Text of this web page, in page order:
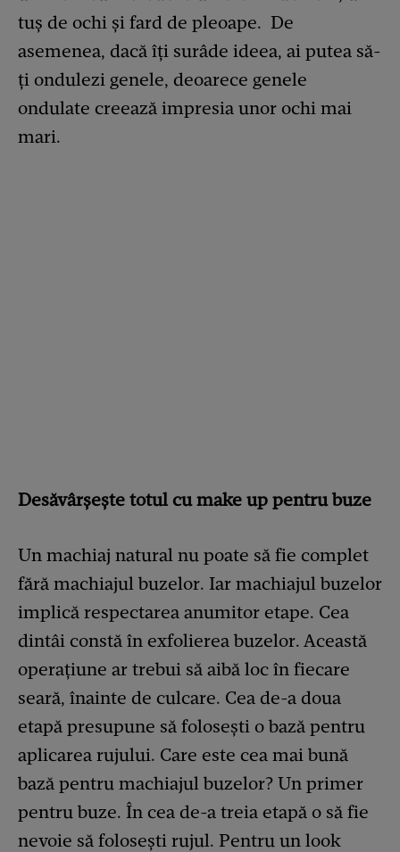
tuș de ochi și fard de pleoape. De
asemenea, dacă îți surâde ideea, ai putea să-
ți ondulezi genele, deoarece genele
ondulate creează impresia unor ochi mai
mari.
Desăvârșește totul cu make up pentru buze
Un machiaj natural nu poate să fie complet
fără machiajul buzelor. Iar machiajul buzelor
implică respectarea anumitor etape. Cea
dintâi constă în exfolierea buzelor. Această
operațiune ar trebui să aibă loc în fiecare
seară, înainte de culcare. Cea de-a doua
etapă presupune să folosești o bază pentru
aplicarea rujului. Care este cea mai bună
bază pentru machiajul buzelor? Un primer
pentru buze. În cea de-a treia etapă o să fie
nevoie să folosești rujul. Pentru un look